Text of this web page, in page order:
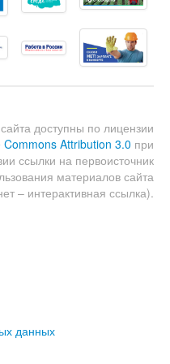
доступны по лицензии
Commons Attribution 3.0 при
ссылки на первоисточник
материалов сайта
– интерактивная ссылка).
данных